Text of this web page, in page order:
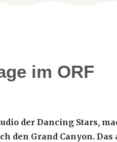
im ORF
der Dancing Stars,
den Grand Canyon.